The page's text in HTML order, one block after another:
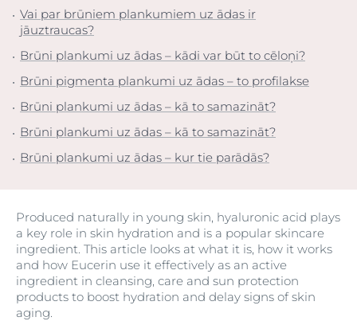
Vai par brūniem plankumiem uz ādas ir
jāuztraucas?
Brūni plankumi uz ādas – kādi var būt to cēloņi?
Brūni pigmenta plankumi uz ādas – to profilakse
Brūni plankumi uz ādas – kā to samazināt?
Brūni plankumi uz ādas – kā to samazināt?
Brūni plankumi uz ādas – kur tie parādās?
Produced naturally in young skin, hyaluronic acid plays
a key role in skin hydration and is a popular skincare
ingredient. This article looks at what it is, how it works
and how Eucerin use it effectively as an active
ingredient in cleansing, care and sun protection
products to boost hydration and delay signs of skin
aging.